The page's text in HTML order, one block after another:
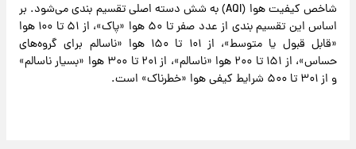
شاخص کیفیت هوا (AQI) به شش دسته اصلی تقسیم ‌بندی می‌شود. بر
اساس این تقسیم ‌بندی از عدد صفر تا ۵۰ هوا «پاک»، از ۵۱ تا ۱۰۰ هوا
«قابل قبول یا متوسط»، از ۱۰۱ تا ۱۵۰ هوا «ناسالم برای گروه‌های
حساس»، از ۱۵۱ تا ۲۰۰ هوا «ناسالم»، از ۲۰۱ تا ۳۰۰ هوا «بسیار ناسالم»
و از ۳۰۱ تا ۵۰۰ شرایط کیفی هوا «خطرناک» است.